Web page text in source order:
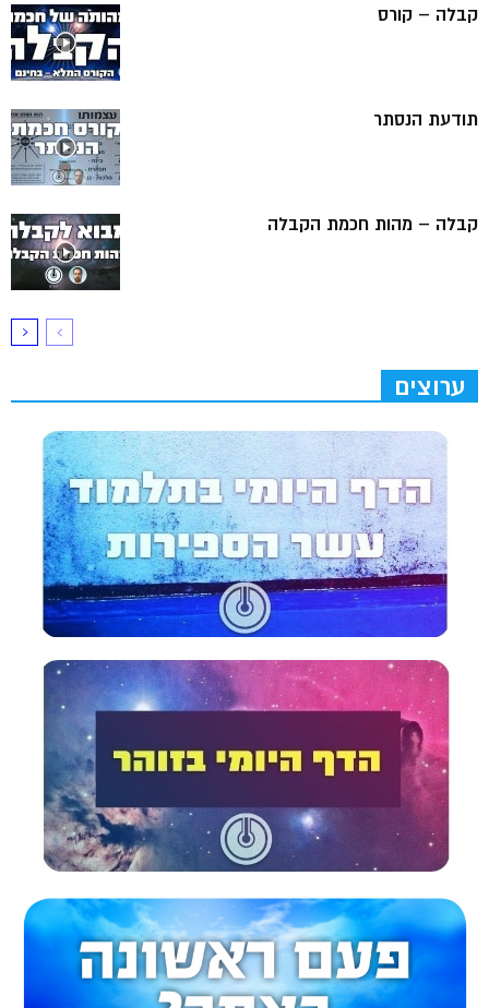
קבלה – קורס
תודעת הנסתר
קבלה – מהות חכמת הקבלה
ערוצים